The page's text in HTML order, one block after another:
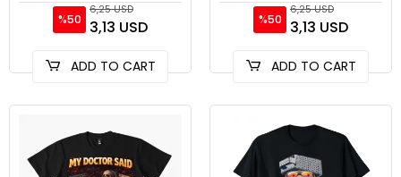
100% Pamuk T Shirt Kıs
%50
6,25 USD
3,13 USD
ADD TO CART
% 100% Pamuk T Shir
%50
6,25 USD
3,13 USD
ADD TO CART